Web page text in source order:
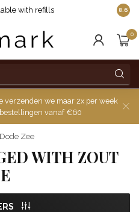
with refills 8.6
0
verzenden we maar 2x per week
vanaf €60
Zee
WITH ZOUT